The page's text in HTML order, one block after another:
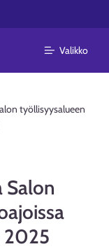
Valikko
työllisyysalueen
2025